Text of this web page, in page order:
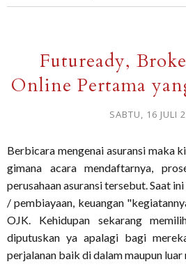
Futuready,
Online Pertama
SABTU, 16 JULI
Berbicara mengenai asuransi maka
gimana acara mendaftarnya,
perusahaan asuransi tersebut. Saat
/ pembiayaan, keuangan
OJK. Kehidupan sekarang
diputuskan ya apalagi bagi
perjalanan baik di dalam maupun luar